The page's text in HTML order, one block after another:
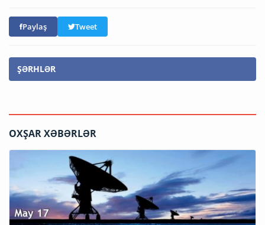
Paylaş Tweet
ŞƏRHLƏR
OXŞAR XƏBƏRLƏR